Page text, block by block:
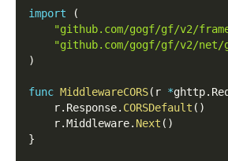
import
(
"github.com/gogf/gf/v2/
"github.com/gogf/gf/v2/net/
)
func MiddlewareCORS( r *ghttp.
    r
. Response. CORSDefault ( )
    r
.Middleware. Next ( )
}